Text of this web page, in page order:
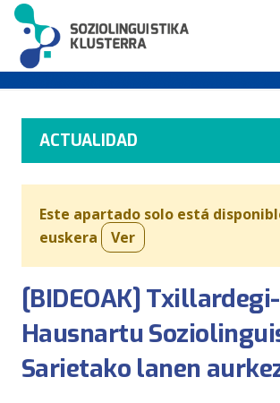
ACTUALIDAD
Este apartado solo está
euskera
Ver
[BIDEOAK] Txillardegi-
Hausnartu
Sarietako lanen